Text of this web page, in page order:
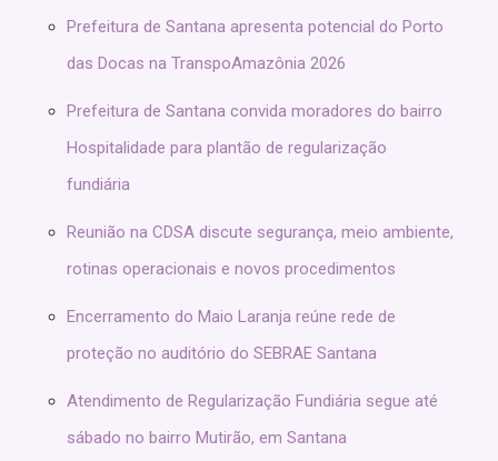
Prefeitura de Santana apresenta potencial do Porto
das Docas na TranspoAmazônia 2026
Prefeitura de Santana convida moradores do bairro
Hospitalidade para plantão de regularização
fundiária
Reunião na CDSA discute segurança, meio ambiente,
rotinas operacionais e novos procedimentos
Encerramento do Maio Laranja reúne rede de
proteção no auditório do SEBRAE Santana
Atendimento de Regularização Fundiária segue até
sábado no bairro Mutirão, em Santana